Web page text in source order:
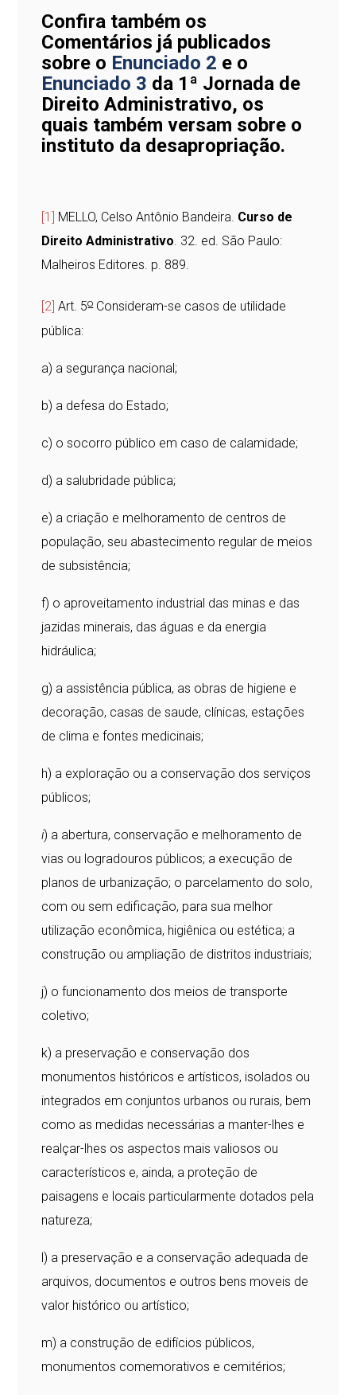
Confira também os
Comentários já publicados
sobre o Enunciado 2 e o
Enunciado 3 da 1ª Jornada de
Direito Administrativo, os
quais também versam sobre o
instituto da desapropriação.
[1] MELLO, Celso Antônio Bandeira. Curso de
Direito Administrativo. 32. ed. São Paulo:
Malheiros Editores. p. 889.
[2] Art. 5oConsideram-se casos de utilidade
pública:
a) a segurança nacional;
b) a defesa do Estado;
c) o socorro público em caso de calamidade;
d) a salubridade pública;
e) a criação e melhoramento de centros de
população, seu abastecimento regular de meios
de subsistência;
f) o aproveitamento industrial das minas e das
jazidas minerais, das águas e da energia
hidráulica;
g) a assistência pública, as obras de higiene e
decoração, casas de saude, clínicas, estações
de clima e fontes medicinais;
h) a exploração ou a conservação dos serviços
públicos;
i) a abertura, conservação e melhoramento de
vias ou logradouros públicos; a execução de
planos de urbanização; o parcelamento do solo,
com ou sem edificação, para sua melhor
utilização econômica, higiênica ou estética; a
construção ou ampliação de distritos industriais;
j) o funcionamento dos meios de transporte
coletivo;
k) a preservação e conservação dos
monumentos históricos e artísticos, isolados ou
integrados em conjuntos urbanos ou rurais, bem
como as medidas necessárias a manter-lhes e
realçar-lhes os aspectos mais valiosos ou
característicos e, ainda, a proteção de
paisagens e locais particularmente dotados pela
natureza;
l) a preservação e a conservação adequada de
arquivos, documentos e outros bens moveis de
valor histórico ou artístico;
m) a construção de edifícios públicos,
monumentos comemorativos e cemitérios;